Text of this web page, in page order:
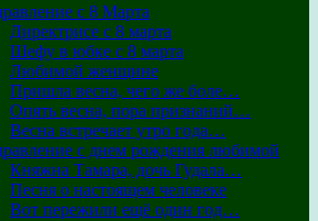
с 8 Марта
Директрисе с 8 марта
Шефу в юбке с 8 марта
Любимой женщине
Пришла весна, чего же боле…
Опять весна, пора признаний…
Весна встречает утро года…
с днем рождения любимой
Княжна Тамара, дочь Гудала…
Песня о настоящем человеке
Вот пережили ещё один год…